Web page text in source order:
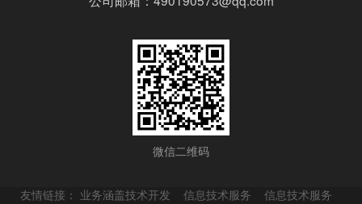
微信二维码
友情链接： 业务涵盖技术开发 信息技术服务
信息技术服务